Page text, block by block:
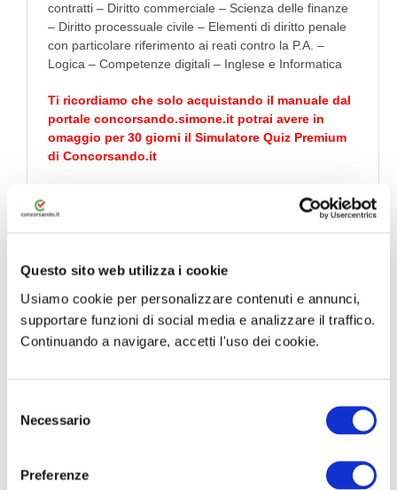
Questo sito web utilizza i cookie
Usiamo cookie per personalizzare contenuti e annunci,
supportare funzioni di social media e analizzare il traffico.
Continuando a navigare, accetti l'uso dei cookie.
Necessario
Preferenze
contratti – Diritto commerciale – Scienza delle finanze
– Diritto processuale civile – Elementi di diritto penale
con particolare riferimento ai reati contro la P.A. –
Logica – Competenze digitali – Inglese e Informatica
Ti ricordiamo che solo acquistando il manuale dal
portale concorsando.simone.it potrai avere in
omaggio per 30 giorni il Simulatore Quiz Premium
di Concorsando.it
omaggio